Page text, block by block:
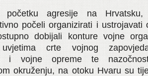
početku agresije na
počeli organizirati i ustrojavati
dobijali konture vojne
crte vojnog
i vojne opreme te
okruženju, na otoku Hvaru su